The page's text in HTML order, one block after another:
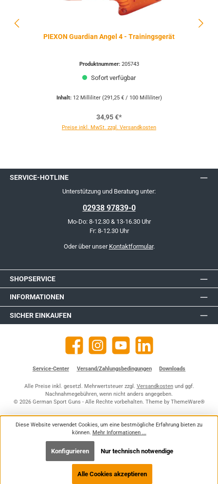
PIEXON Guardian Angel 4 - Trainingsgerät
Produktnummer: 205743
Sofort verfügbar
Inhalt: 12 Milliliter (291,25 € / 100 Milliliter)
34,95 €*
Preise inkl. MwSt. zzgl. Versandkosten
SERVICE-HOTLINE
Unterstützung und Beratung unter:
02938 97839-0
Mo-Do: 8-12.30 & 13-16.30 Uhr
Fr: 8-12.30 Uhr
Oder über unser Kontaktformular.
SHOPSERVICE
INFORMATIONEN
SICHER EINKAUFEN
Facebook Instagram YouTube https://de.linkedin.com/company/
Service-Center Versand/Zahlungsbedingungen Downloads
Alle Preise inkl. gesetzl. Mehrwertsteuer zzgl. Versandkostenund ggf.
Nachnahmegebühren, wenn nicht anders angegeben.
© 2026 German Sport Guns - Alle Rechte vorbehalten. Theme by ThemeWare®
Diese Website verwendet Cookies, um eine bestmögliche Erfahrung bieten zu
können. Mehr Informationen ...
Nur technisch notwendige
Konfigurieren
Alle Cookies akzeptieren